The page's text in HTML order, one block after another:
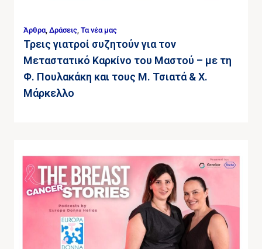
Άρθρα Δράσεις Τα νέα μας
Τρεις γιατροί συζητούν για τον
Μεταστατικό Καρκίνο του Μαστού – με τη
Φ. Πουλακάκη και τους Μ. Τσιατά & Χ.
Μάρκελλο